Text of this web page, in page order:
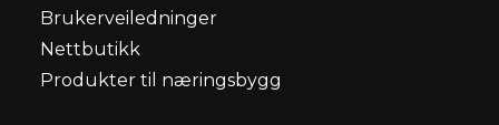
Brukerveiledninger
Nettbutikk
Produkter til næringsbygg